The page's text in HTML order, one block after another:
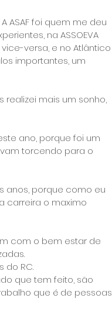
ASAF foi quem me deu
na ASSOEVA
versa, e no Atlântico
importantes, um
realizei mais um sonho,
ano, porque foi um
torcendo para o
anos, porque como eu
carreira o maximo
com o bem estar de
do RC.
que tem feito, são
que é de pessoas